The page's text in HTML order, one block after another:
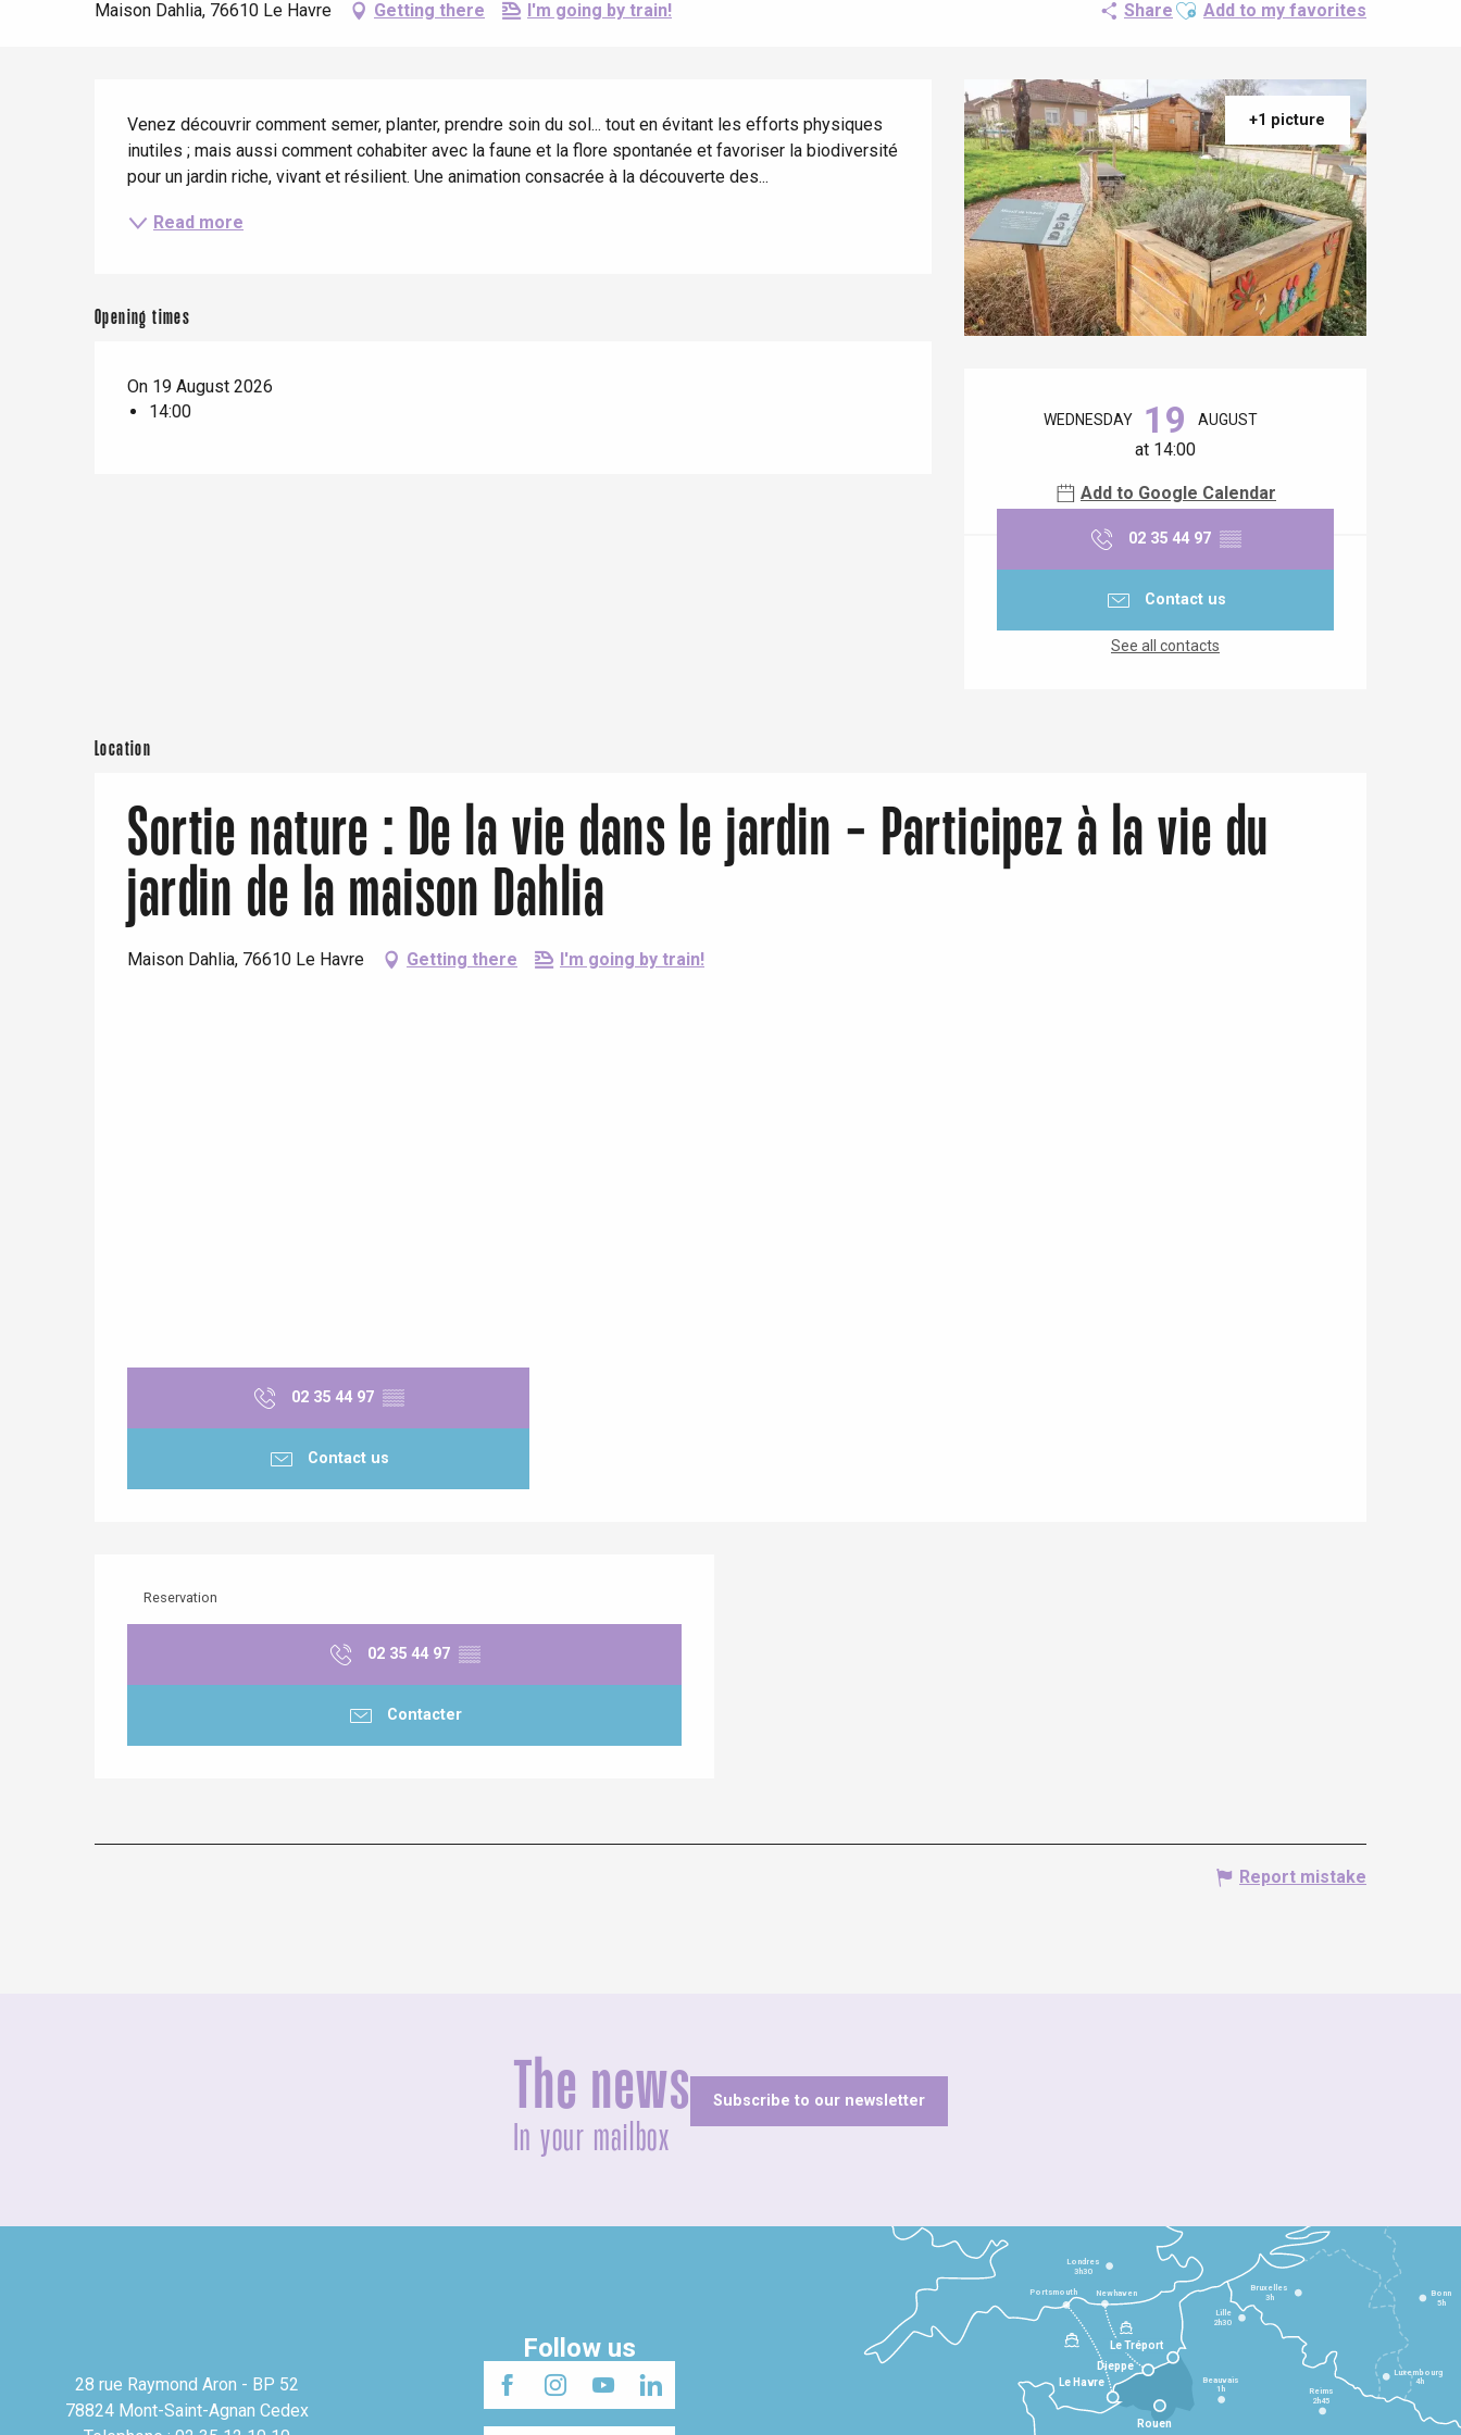
Rouen
Between friends
Maison Dahlia, 76610 Le Havre Getting there I'm going by train! Share Add to my favorites
+1 picture
WEDNESDAY 19 AUGUST
at 14:00
Add to Google Calendar
02 35 44 97 ▒▒
Contact us
See all contacts
Venez découvrir comment semer, planter, prendre soin du sol... tout en évitant les efforts physiques
inutiles ; mais aussi comment cohabiter avec la faune et la flore spontanée et favoriser la biodiversité
pour un jardin riche, vivant et résilient. Une animation consacrée à la découverte des...
Read more
Opening times
On 19 August 2026
14:00
Location
Sortie nature : De la vie dans le jardin - Participez à la vie du
jardin de la maison Dahlia
Maison Dahlia, 76610 Le Havre Getting there I'm going by train!
02 35 44 97 ▒▒
Contact us
Reservation
02 35 44 97 ▒▒
Contacter
Report mistake
The news
In your mailbox
Subscribe to our newsletter
28 rue Raymond Aron - BP 52
78824 Mont-Saint-Agnan Cedex
Follow us
Le Havre
Dieppe
Le Tréport
Beauvais
1h Reims
2h45
Lille
2h30
Bruxelles
3h
Londres
3h30
Newhaven
Portsmouth Bonn
5h
Luxembourg
4h
Rouen